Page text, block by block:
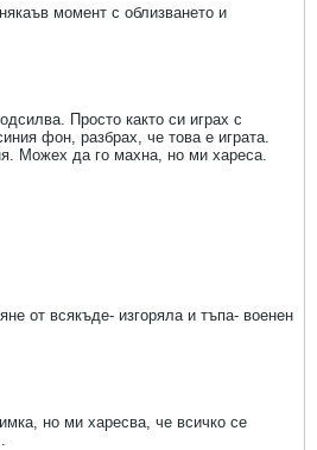
момент с облизването и
Просто както си играх с
фон, разбрах, че това е играта.
Можех да го махна, но ми хареса.
от всякъде- изгоряла и тъпа- военен
но ми харесва, че всичко се